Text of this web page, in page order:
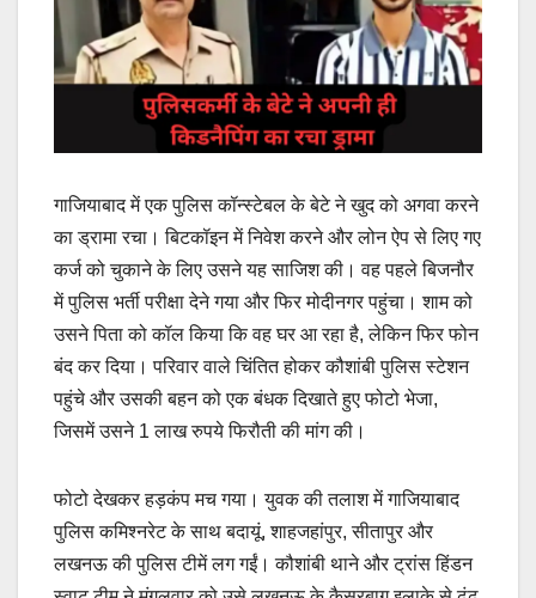
गाजियाबाद में एक पुलिस कॉन्स्टेबल के बेटे ने खुद को अगवा करने
का ड्रामा रचा। बिटकॉइन में निवेश करने और लोन ऐप से लिए गए
कर्ज को चुकाने के लिए उसने यह साजिश की। वह पहले बिजनौर
में पुलिस भर्ती परीक्षा देने गया और फिर मोदीनगर पहुंचा। शाम को
उसने पिता को कॉल किया कि वह घर आ रहा है, लेकिन फिर फोन
बंद कर दिया। परिवार वाले चिंतित होकर कौशांबी पुलिस स्टेशन
पहुंचे और उसकी बहन को एक बंधक दिखाते हुए फोटो भेजा,
जिसमें उसने 1 लाख रुपये फिरौती की मांग की।
फोटो देखकर हड़कंप मच गया। युवक की तलाश में गाजियाबाद
पुलिस कमिश्नरेट के साथ बदायूं, शाहजहांपुर, सीतापुर और
लखनऊ की पुलिस टीमें लग गईं। कौशांबी थाने और ट्रांस हिंडन